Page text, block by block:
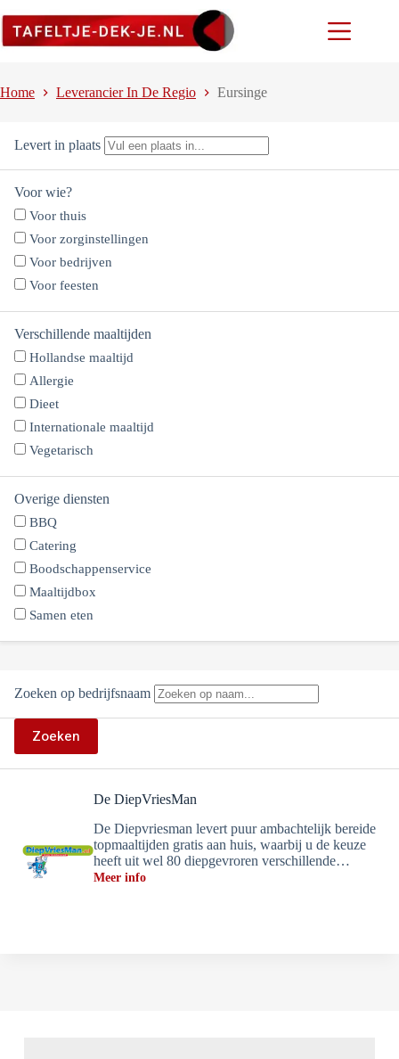
naar
Home Leverancier In De Regio Eursinge
Levert in plaats
Voor wie?
Voor thuis
Voor zorginstellingen
Voor bedrijven
Voor feesten
Verschillende maaltijden
Hollandse maaltijd
Allergie
Dieet
Internationale maaltijd
Vegetarisch
Overige diensten
BBQ
Catering
Boodschappenservice
Maaltijdbox
Samen eten
Zoeken op bedrijfsnaam
Zoeken
De DiepVriesMan
De Diepvriesman levert puur ambachtelijk bereide
topmaaltijden gratis aan huis, waarbij u de keuze
heeft uit wel 80 diepgevroren verschillende…
Meer info